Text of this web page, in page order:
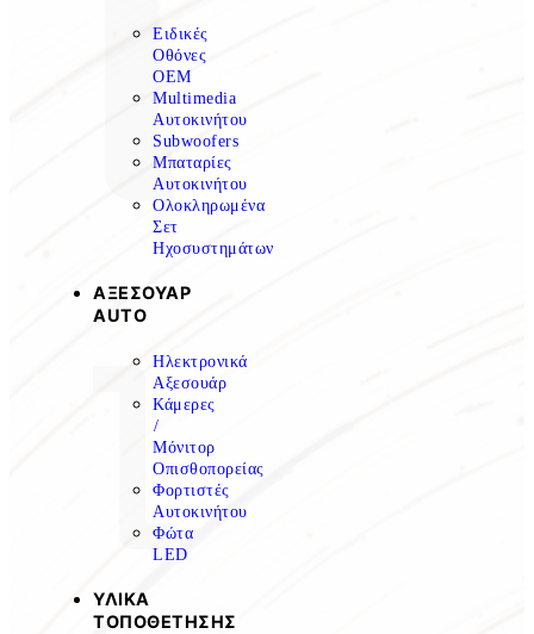
Ειδικές
Οθόνες
OEM
Multimedia
Αυτοκινήτου
Subwoofers
Μπαταρίες
Αυτοκινήτου
Ολοκληρωμένα
Σετ
Ηχοσυστημάτων
ΑΞΕΣΟΥΑΡ
AUTO
Ηλεκτρονικά
Αξεσουάρ
Κάμερες
/
Μόνιτορ
Οπισθοπορείας
Φορτιστές
Αυτοκινήτου
Φώτα
LED
ΥΛΙΚΑ
ΤΟΠΟΘΕΤΗΣΗΣ